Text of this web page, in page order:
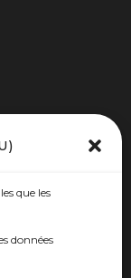
que les
données